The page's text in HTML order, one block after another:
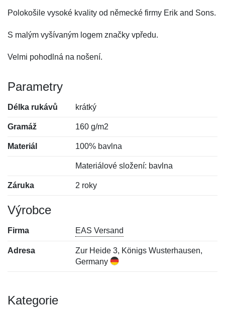
Polokošile vysoké kvality od německé firmy Erik and Sons.
S malým vyšívaným logem značky vpředu.
Velmi pohodlná na nošení.
Parametry
Délka rukávů krátký
Gramáž 160 g/m2
Materiál 100% bavlna
Materiálové složení: bavlna
Záruka 2 roky
Výrobce
Firma EAS Versand
Adresa
Zur Heide 3, Königs Wusterhausen,
Germany
Kategorie